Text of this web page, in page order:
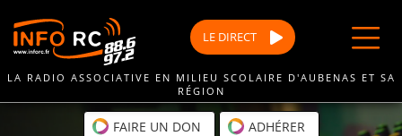
au
contenu
LE DIRECT
LA RADIO ASSOCIATIVE EN MILIEU SCOLAIRE D'AUBENAS ET SA
RÉGION
FAIRE UN DON ADHÉRER